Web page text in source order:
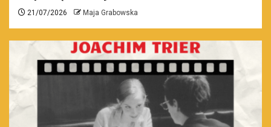
21/07/2026 Maja Grabowska